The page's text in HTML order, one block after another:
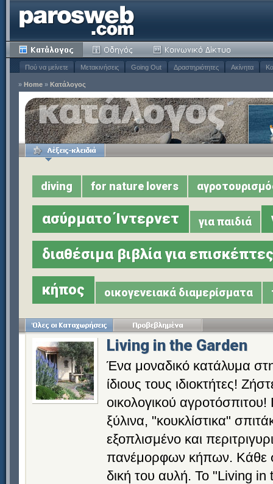
Πού να μείνετε Μετακινήσεις Going Out Δραστηριότητες Ακίνητα
» Home » Κατάλογος
diving for nature lovers
ασύρματο Ίντερνετ για παιδιά
διαθέσιμα βιβλία για επισκέπτες
κήπος οικογενειακά διαμερίσματα
Living in the Garden
Ένα μοναδικό κατάλυμα
ίδιους τους ιδιοκτήτες!
οικολογικού
ξύλινα, "κουκλίστικα"
εξοπλισμένο και
πανέμορφων κήπων. Κάθε
δική του αυλή. Το "Living in